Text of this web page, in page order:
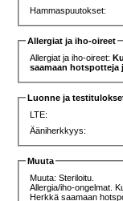
Hammaspuutokset:
Allergiat ja iho-oireet
Allergiat ja iho-oireet:
saamaan hotspotteja
Luonne ja
LTE:
Ääniherkkyys:
Muuta
Muuta: Steriloitu.
Allergia/iho-ongelmat.
Herkkä saamaan